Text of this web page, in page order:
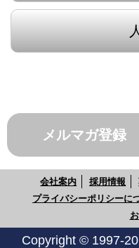
メルマガ登録
会社案内 採用情報
プライバシーポリシーに
Copyright © 1997-